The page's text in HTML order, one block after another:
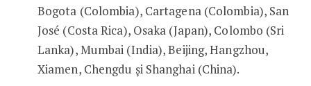
Bogota (Colombia), Cartagena (Colombia), San
José (Costa Rica), Osaka (Japan), Colombo (Sri
Lanka), Mumbai (India), Beijing, Hangzhou,
Xiamen, Chengdu și Shanghai (China).